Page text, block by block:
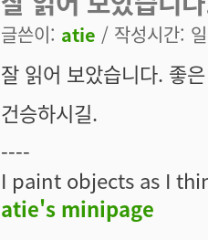
글쓴이: atie / 작성시간:
잘 읽어 보았습니다. 좋
건승하시길.
----
I paint objects as I
atie's minipage